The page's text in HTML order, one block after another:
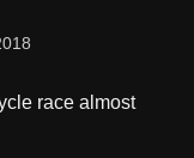
race almost